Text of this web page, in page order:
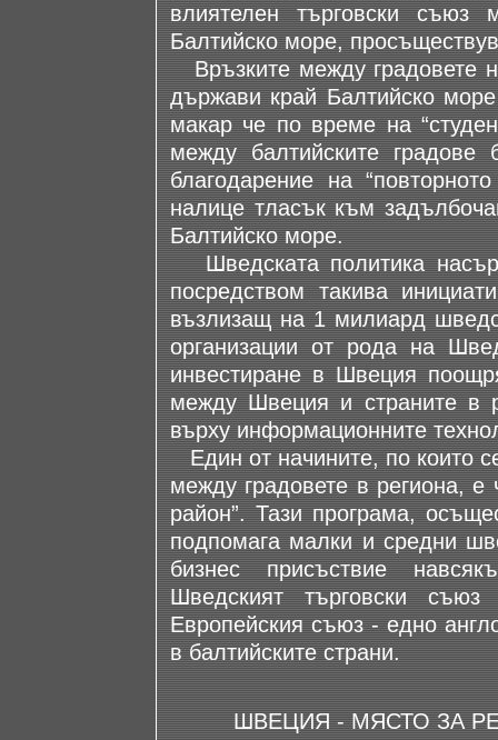
влиятелен търговски съюз
Балтийско море,
Връзките между градовете
държави край Балтийско
макар че по време на
между балтийските
благодарение на
налице тласък към
Балтийско море.
Шведската политика
посредством такива
възлизащ на 1 милиард
организации от рода на
инвестиране в Швеция
между Швеция и страните в
върху информационните
Един от начините, по които
между градовете в региона, е
район”. Тази програма,
подпомага малки и средни
бизнес присъствие
Шведският търговски
Европейския съюз - едно
в балтийските страни.
ШВЕЦИЯ - МЯСТО ЗА